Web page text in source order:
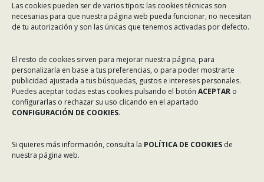
Las cookies pueden ser de varios tipos: las cookies técnicas son
necesarias para que nuestra página web pueda funcionar, no necesitan
de tu autorización y son las únicas que tenemos activadas por defecto.
El resto de cookies sirven para mejorar nuestra página, para
personalizarla en base a tus preferencias, o para poder mostrarte
publicidad ajustada a tus búsquedas, gustos e intereses personales.
Puedes aceptar todas estas cookies pulsando el botón ACEPTAR o
configurarlas o rechazar su uso clicando en el apartado
CONFIGURACIÓN DE COOKIES.
Si quieres más información, consulta la POLÍTICA DE COOKIES de
nuestra página web.
Noticias
Servicios
Asociados
Tablón de Anuncios
Incidencias en Expediente U.F.D.
Contacto